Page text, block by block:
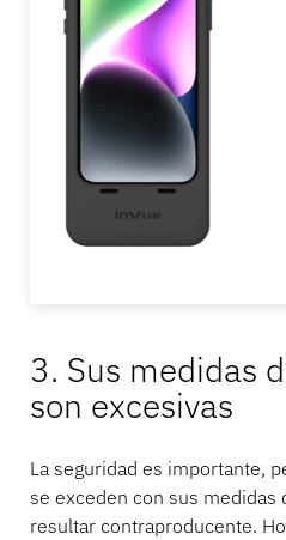
3. Sus medidas
son excesivas
La seguridad es importante,
se exceden con sus medidas
resultar contraproducente.